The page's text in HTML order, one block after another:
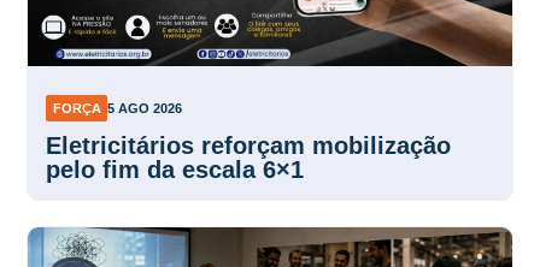
FORÇA 5 AGO 2026
Eletricitários reforçam mobilização
pelo fim da escala 6×1